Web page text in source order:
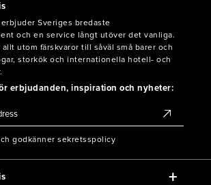
Sveriges bredaste
och en service långt utöver det vanliga.
utom färskvaror till såväl små barer och
storkök och internationella hotell- och
erbjudanden, inspiration och nyheter:
godkänner sekretsspolicy